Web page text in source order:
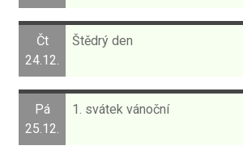
Čt
24.12.
Štědrý den
Pá
25.12.
1. svátek vánoční